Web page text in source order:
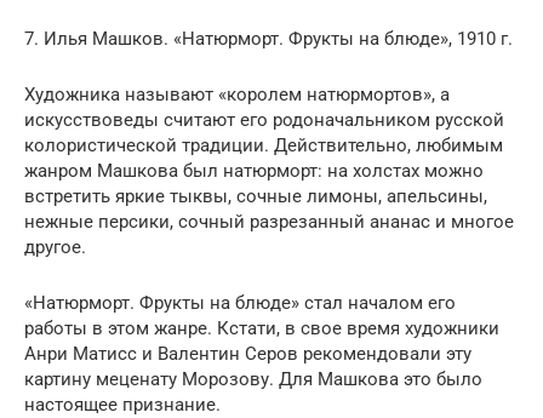
7. Илья Машков. «Натюрморт. Фрукты на блюде», 1910 г.
Художника называют «королем натюрмортов», а
искусствоведы считают его родоначальником русской
колористической традиции. Действительно, любимым
жанром Машкова был натюрморт: на холстах можно
встретить яркие тыквы, сочные лимоны, апельсины,
нежные персики, сочный разрезанный ананас и многое
другое.
«Натюрморт. Фрукты на блюде» стал началом его
работы в этом жанре. Кстати, в свое время художники
Анри Матисс и Валентин Серов рекомендовали эту
картину меценату Морозову. Для Машкова это было
настоящее признание.